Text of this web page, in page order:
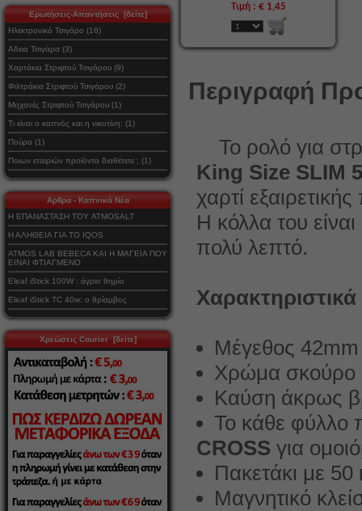
Ερωτήσεις-Απαντήσεις [δείτε]
Ηλεκτρονικό Τσιγάρο (16)
Αδεια Τσιγάρα (3)
Χαρτάκια Στριφτού Τσιγάρου (9)
Φιλτράκια Στριφτού Τσιγάρου (2)
Μηχανές Στριφτού Τσιγάρου (1)
Τι είναι ο καπνός και η νικοτίνη; (1)
Πούρα (1)
Ποιων εταιριών προϊόντα διαθέτετε ; (1)
Αρθρα - Καπνικά Νέα
Η ΕΠΑΝΑΣΤΑΣΗ ΤΟΥ ATMOSALT
Η ΑΛΗΘΕΙΑ ΓΙΑ ΤΟ IQOS
ATMOS LAB BEBECA ΚΑΙ Η ΜΑΓΕΙΑ ΠΟΥ
ΕΙΝΑΙ ΦΤΙΑΓΜΕΝΟ
Eleaf iStick 100W : άγριο θηρίο
Eleaf iStick TC 40w: ο θρίαμβος
Χρεώσεις Courier [δείτε]
Τιμή : € 1,45
Περιγραφή
Το ρολό για
King Size SLIM
χαρτί
Η κόλλα του
πολύ λεπτό.
Χαρακτηριστικά
Μέγεθος
Χρώμα σκούρο
Καύση άκρως
Το κάθε φύλλο
CROSS για
Πακετάκι με 50
Μαγνητικό